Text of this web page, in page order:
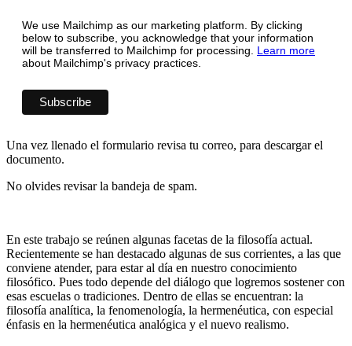
We use Mailchimp as our marketing platform. By clicking
below to subscribe, you acknowledge that your information
will be transferred to Mailchimp for processing. Learn more
about Mailchimp's privacy practices.
Una vez llenado el formulario revisa tu correo, para descargar el
documento.
No olvides revisar la bandeja de spam.
En este trabajo se reúnen algunas facetas de la filosofía actual.
Recientemente se han destacado algunas de sus corrientes, a las que
conviene atender, para estar al día en nuestro conocimiento
filosófico. Pues todo depende del diálogo que logremos sostener con
esas escuelas o tradiciones. Dentro de ellas se encuentran: la
filosofía analítica, la fenomenología, la hermenéutica, con especial
énfasis en la hermenéutica analógica y el nuevo realismo.